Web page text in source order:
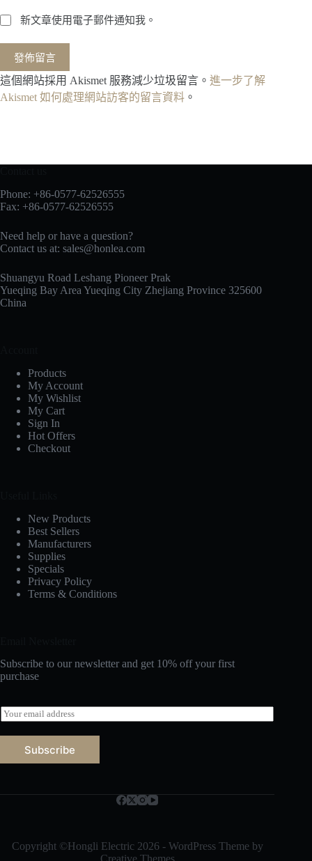
新文章使用電子郵件通知我。
發佈留言
這個網站採用 Akismet 服務減少垃圾留言。 進一步了解
Akismet 如何處理網站訪客的留言資料 。
Phone: +86-0577-62526555
Fax: +86-0577-62526555
Need help or have a question?
Contact us at: sales@honlea.com
Shuangyu Road Leshang Pioneer Prak
Yueqing Bay Area Yueqing City Zhejiang Province 325600
China
Products
My Account
My Wishlist
My Cart
Sign In
Hot Offers
Checkout
New Products
Best Sellers
Manufacturers
Supplies
Specials
Privacy Policy
Terms & Conditions
Subscribe to our newsletter and get 10% off your first
purchase
E
m
a
Subscribe
Copyright ©Hongli Electric 2026 - WordPress Theme by
العربية
Bahasa Indonesia